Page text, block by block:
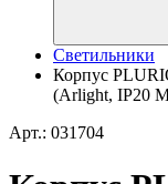
Светильники
Корпус
(Arlight, IP20
Арт.: 031704